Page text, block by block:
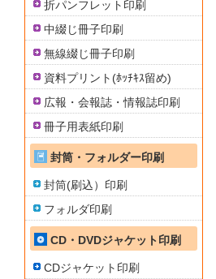
折パンフレット印刷
中綴じ冊子印刷
無線綴じ冊子印刷
資料プリント(ﾎｯﾁｷｽ留め)
広報・会報誌・情報誌印刷
冊子用表紙印刷
封筒・フォルダー印刷
封筒(刷込）印刷
フォルダ印刷
CD・DVDジャケット印刷
CDジャケット印刷